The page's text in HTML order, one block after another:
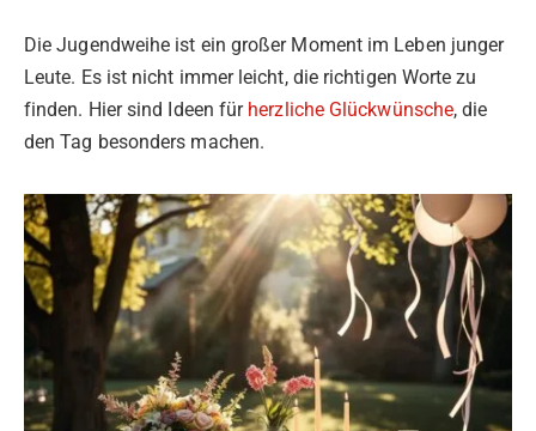
Die Jugendweihe ist ein großer Moment im Leben junger
Leute. Es ist nicht immer leicht, die richtigen Worte zu
finden. Hier sind Ideen für herzliche Glückwünsche, die
den Tag besonders machen.